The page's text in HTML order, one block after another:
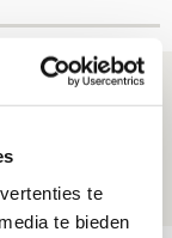
te
te bieden
door